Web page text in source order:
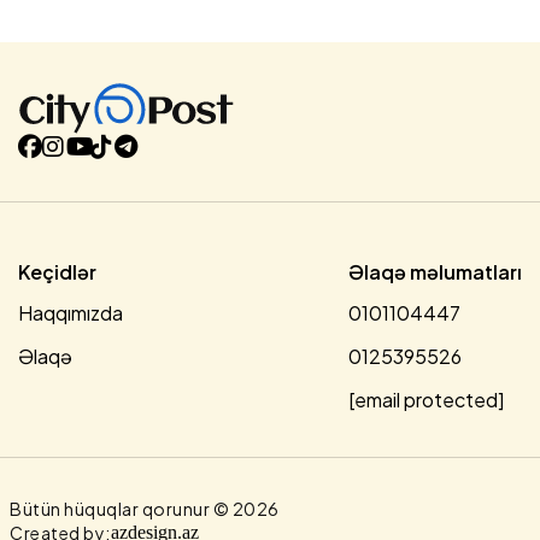
Keçidlər
Haqqımızda
Əlaqə
Əlaqə məlumatları
0101104447
0125395526
[email protected]
Bütün hüquqlar qorunur © 2026
Created by:azdesign.az